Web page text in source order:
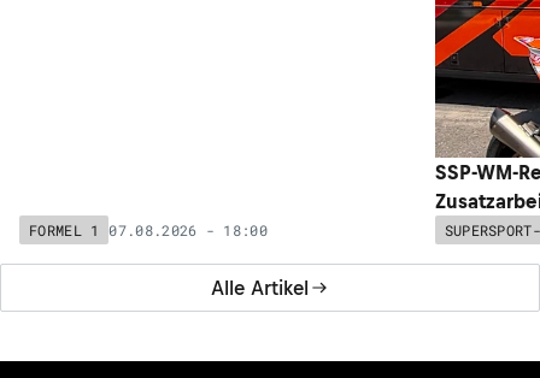
Alle Artikel
FORMEL 1 07.08.2026 - 18:00
SSP-WM-
SUPERSPORT-